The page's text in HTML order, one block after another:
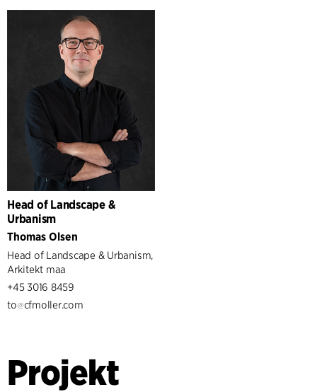
Head of Landscape &
Urbanism
Thomas Olsen
Head of Landscape & Urbanism,
Arkitekt maa
+45 3016 8459
to
cfmoller.com
Projekt